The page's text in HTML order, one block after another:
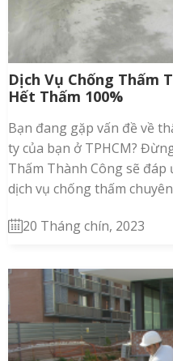
Dịch Vụ Chống Thấm
Hết Thấm 100%
Bạn đang gặp vấn đề về
ty của bạn ở TPHCM?
Thấm Thành Công sẽ đáp
dịch vụ chống thấm
20 Tháng chín, 2023